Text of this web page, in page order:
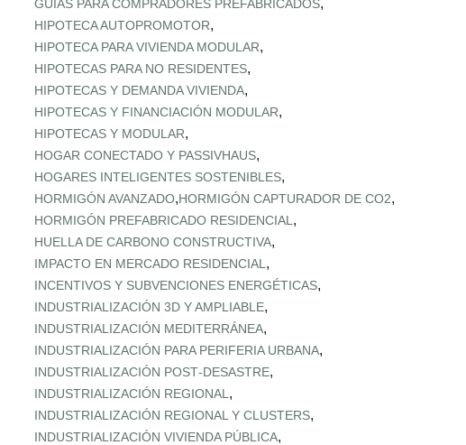
GUÍAS PARA COMPRADORES PREFABRICADOS,
HIPOTECA AUTOPROMOTOR,
HIPOTECA PARA VIVIENDA MODULAR,
HIPOTECAS PARA NO RESIDENTES,
HIPOTECAS Y DEMANDA VIVIENDA,
HIPOTECAS Y FINANCIACIÓN MODULAR,
HIPOTECAS Y MODULAR,
HOGAR CONECTADO Y PASSIVHAUS,
HOGARES INTELIGENTES SOSTENIBLES,
HORMIGÓN AVANZADO,HORMIGÓN CAPTURADOR DE CO2,
HORMIGÓN PREFABRICADO RESIDENCIAL ,
HUELLA DE CARBONO CONSTRUCTIVA,
IMPACTO EN MERCADO RESIDENCIAL ,
INCENTIVOS Y SUBVENCIONES ENERGÉTICAS,
INDUSTRIALIZACIÓN 3D Y AMPLIABLE,
INDUSTRIALIZACIÓN MEDITERRÁNEA,
INDUSTRIALIZACIÓN PARA PERIFERIA URBANA,
INDUSTRIALIZACIÓN POST‑DESASTRE,
INDUSTRIALIZACIÓN REGIONAL ,
INDUSTRIALIZACIÓN REGIONAL Y CLUSTERS,
INDUSTRIALIZACIÓN VIVIENDA PÚBLICA,